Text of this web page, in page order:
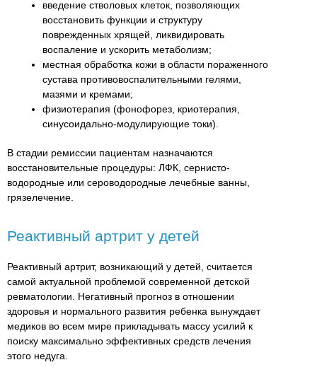
введение стволовых клеток, позволяющих
восстановить функции и структуру
поврежденных хрящей, ликвидировать
воспаление и ускорить метаболизм;
местная обработка кожи в области пораженного
сустава противовоспалительными гелями,
мазями и кремами;
физиотерапия (фонофорез, криотерапия,
синусоидально-модулирующие токи).
В стадии ремиссии пациентам назначаются
восстановительные процедуры: ЛФК, сернисто-
водородные или сероводородные лечебные ванны,
грязелечение.
Реактивный артрит у детей
Реактивный артрит, возникающий у детей, считается
самой актуальной проблемой современной детской
ревматологии. Негативный прогноз в отношении
здоровья и нормального развития ребенка вынуждает
медиков во всем мире прикладывать массу усилий к
поиску максимально эффективных средств лечения
этого недуга.